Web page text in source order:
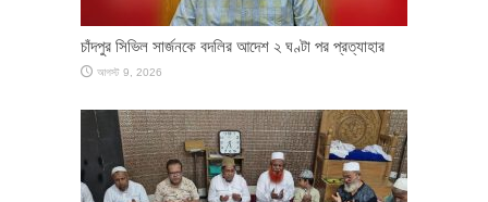
চাঁদপুর সিভিল সার্জনকে বদলির আদেশ ২ ঘণ্টা পর প্রত্যাহার
আগস্ট 9, 2026